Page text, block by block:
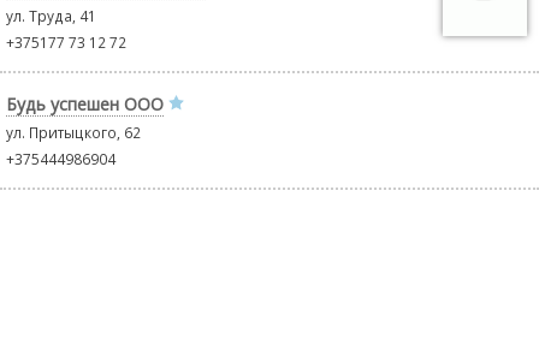
ул. Труда, 41
+375177 73 12 72
Будь успешен ООО
ул. Притыцкого, 62
+375444986904